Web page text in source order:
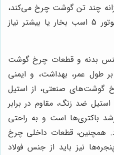
چند تن گوشت چرخ می‌کند،
به یک چرخ گوشت با موتور 5 اسب بخار یا بیشتر نیاز
بدنه و قطعات چرخ گوشت
طول عمر، بهداشت، و ایمنی
گوشت‌های صنعتی، از استیل
ضد زنگ، مقاوم در برابر
باکتری‌ها است و به راحتی
همچنین، قطعات داخلی چرخ
نیز باید از جنس فولاد